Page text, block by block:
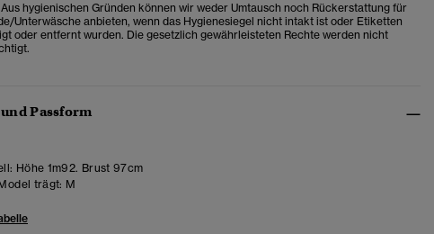
hygienischen Gründen können wir weder Umtausch noch Rückerstattung für
Unterwäsche anbieten, wenn das Hygienesiegel nicht intakt ist oder Etiketten
oder entfernt wurden. Die gesetzlich gewährleisteten Rechte werden nicht
Passform
Höhe 1m92. Brust 97cm
trägt: M